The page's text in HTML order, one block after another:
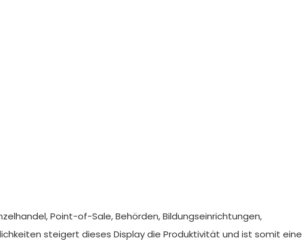
Point-of-Sale, Behörden, Bildungseinrichtungen,
steigert dieses Display die Produktivität und ist somit eine